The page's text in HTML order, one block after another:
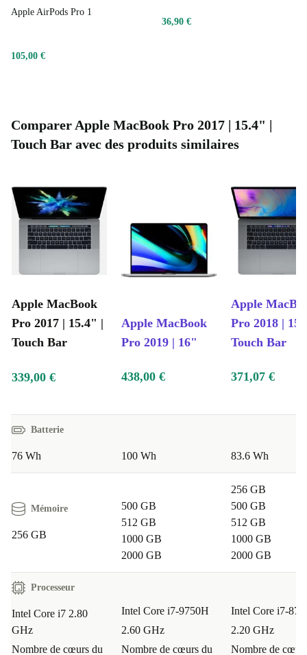
Apple AirPods Pro 1
105,00 €
36,90 €
Comparer Apple MacBook Pro 2017 | 15.4" |
Touch Bar avec des produits similaires
Apple MacBook
Pro 2017 | 15.4" |
Touch Bar
Apple MacBook
Pro 2019 | 16"
Apple
Pro 2018 |
Touch Bar
339,00 € 438,00 € 371,07 €
Batterie
76 Wh 100 Wh 83.6 Wh
Mémoire
256 GB
500 GB
512 GB
1000 GB
2000 GB
256 GB
500 GB
512 GB
1000 GB
2000 GB
Processeur
Intel Core i7 2.80
GHz
Nombre de cœurs du
Intel Core i7-9750H
2.60 GHz
Nombre de cœurs du
Intel Core i7-
2.20 GHz
Nombre de